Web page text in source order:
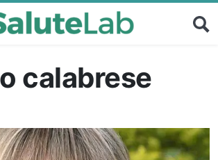
calabrese